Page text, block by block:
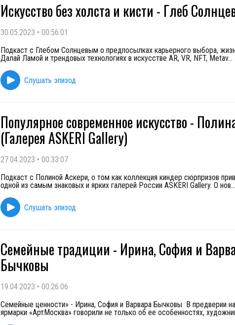
Искусство без холста и кисти - Глеб
30.05.2023 • 00:56:01
Подкаст с Глебом Солнцевым о предпосылках карьерного выбора,
Далай Ламой и трендовых технологиях в искусстве AR, VR, NFT, Metav...
Слушать эпизод
Популярное современное искусство -
(Галерея ASKERI Gallery)
27.04.2023 • 00:33:07
Подкаст с Полиной Аскери, о том как коллекция киндер сюрпризов
одной из самым знаковых и ярких галерей России ASKERI Gallery. О нов...
Слушать эпизод
Семейные традиции - Ирина, София и
Бычковы
19.04.2023 • 00:26:06
Семейные ценности» - Ирина, София и Варвара Бычковы В предверии
ярмарки «АртМосква» говорили не только об ее особенностях,